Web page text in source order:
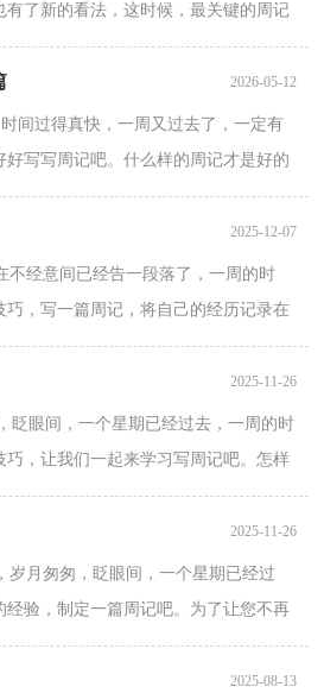
有了新的看法，这时候，最关键的周记
?下面是小编精心整理的小学四...
2026-05-12
间过得真快，一周又过去了，一定有
写写周记吧。什么样的周记才是好的
的教师节周记7篇，欢迎阅读与...
2025-12-07
经意间已经告一段落了，一周的时
，写一篇周记，将自己的经历记录在
怎么写的吧，以下是小编收集整理...
2025-11-26
眼间，一个星期已经过去，一周的时
巧，让我们一起来学习写周记吧。怎样
家整理的吃月饼周记，供大家...
2025-11-26
月匆匆，眨眼间，一个星期已经过
经验，制定一篇周记吧。为了让您不再
帮大家整理的中秋吃月饼周记，仅供
2025-08-13